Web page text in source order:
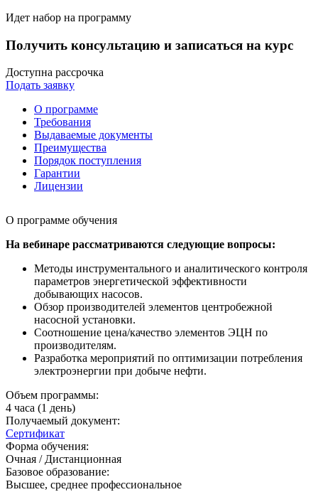
Идет набор на программу
Получить консультацию и записаться на курс
Доступна рассрочка
Подать заявку
О программе
Требования
Выдаваемые документы
Преимущества
Порядок поступления
Гарантии
Лицензии
О программе обучения
На вебинаре рассматриваются следующие вопросы:
Методы инструментального и аналитического контроля
параметров энергетической эффективности
добывающих насосов.
Обзор производителей элементов центробежной
насосной установки.
Соотношение цена/качество элементов ЭЦН по
производителям.
Разработка мероприятий по оптимизации потребления
электроэнергии при добыче нефти.
Объем программы:
4 часа (1 день)
Получаемый документ:
Сертификат
Форма обучения:
Очная / Дистанционная
Базовое образование:
Высшее, среднее профессиональное